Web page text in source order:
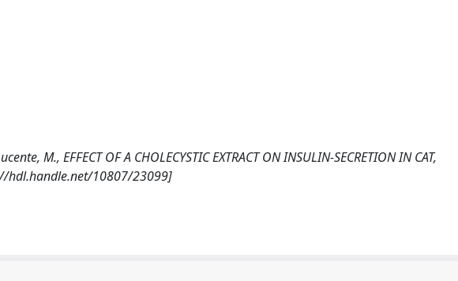
M., EFFECT OF A CHOLECYSTIC EXTRACT ON INSULIN-SECRETION IN CAT,
hdl.handle.net/10807/23099]